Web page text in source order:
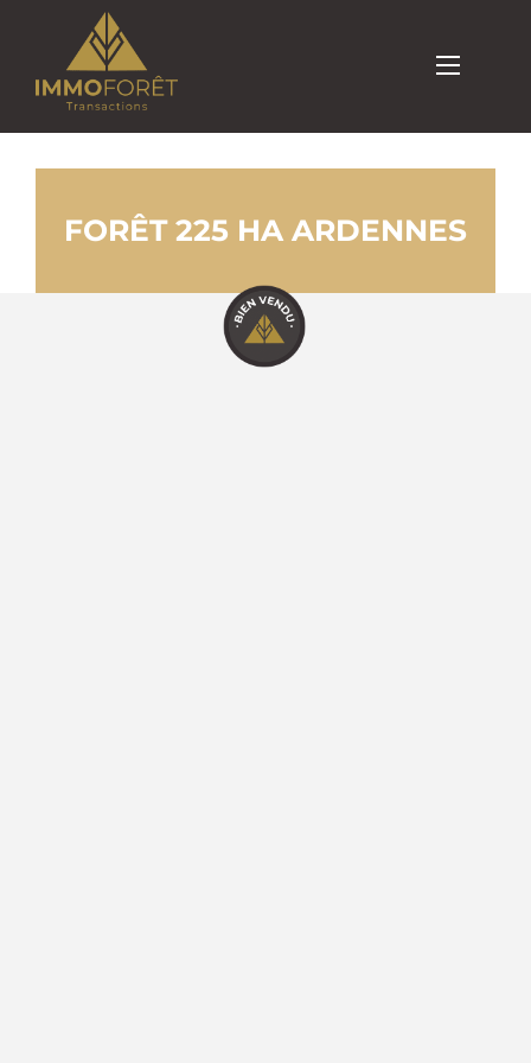
FORÊT 225 HA ARDENNES